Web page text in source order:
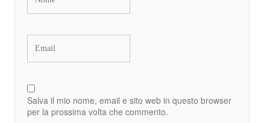
Salva il mio nome, email e sito web in questo browser
per la prossima volta che commento.